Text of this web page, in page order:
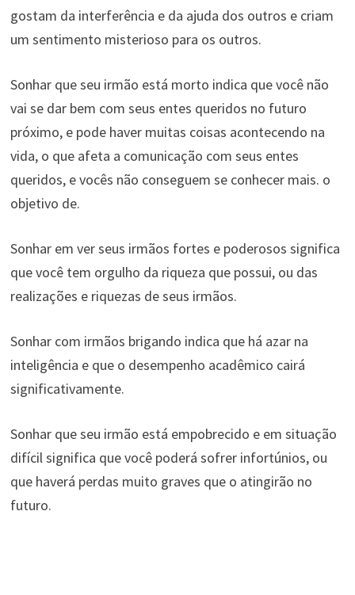
gostam da interferência e da ajuda dos outros e criam
um sentimento misterioso para os outros.
Sonhar que seu irmão está morto indica que você não
vai se dar bem com seus entes queridos no futuro
próximo, e pode haver muitas coisas acontecendo na
vida, o que afeta a comunicação com seus entes
queridos, e vocês não conseguem se conhecer mais. o
objetivo de.
Sonhar em ver seus irmãos fortes e poderosos significa
que você tem orgulho da riqueza que possui, ou das
realizações e riquezas de seus irmãos.
Sonhar com irmãos brigando indica que há azar na
inteligência e que o desempenho acadêmico cairá
significativamente.
Sonhar que seu irmão está empobrecido e em situação
difícil significa que você poderá sofrer infortúnios, ou
que haverá perdas muito graves que o atingirão no
futuro.